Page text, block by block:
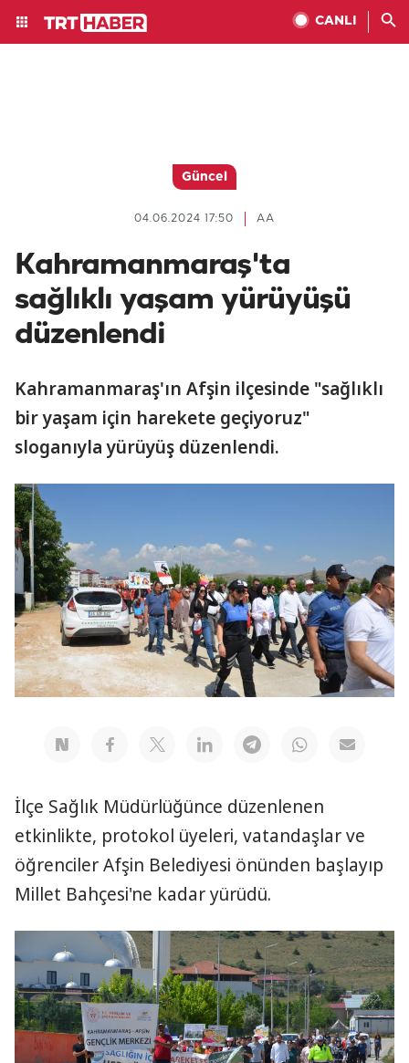
CANLI
Güncel
AA
04.06.2024 17:50
Kahramanmaraş'ta
sağlıklı yaşam yürüyüşü
düzenlendi
Kahramanmaraş'ın Afşin ilçesinde "sağlıklı
bir yaşam için harekete geçiyoruz"
sloganıyla yürüyüş düzenlendi.
İlçe Sağlık Müdürlüğünce düzenlenen
etkinlikte, protokol üyeleri, vatandaşlar ve
öğrenciler Afşin Belediyesi önünden başlayıp
Millet Bahçesi'ne kadar yürüdü.